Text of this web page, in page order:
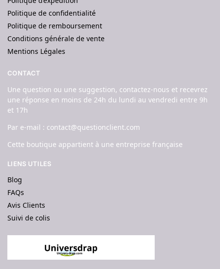
Politique de confidentialité
Politique de remboursement
Conditions générale de vente
Mentions Légales
CONTACT
Une question ou une suggestion, contactez-nous et recevrez
une réponse en moins de 24h du lundi au vendredi entre 9h
et 17h
Par e-mail : contact@questionclient.com
Cette boutique appartient à une entreprise française
LIENS UTILES
Blog
FAQs
Avis Clients
Suivi de colis